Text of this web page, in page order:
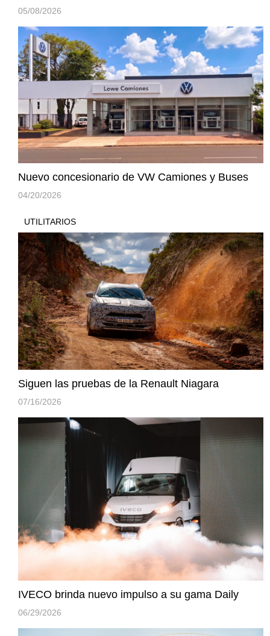
05/08/2026
Nuevo concesionario de VW Camiones y Buses
04/20/2026
UTILITARIOS
Siguen las pruebas de la Renault Niagara
07/16/2026
IVECO brinda nuevo impulso a su gama Daily
06/29/2026